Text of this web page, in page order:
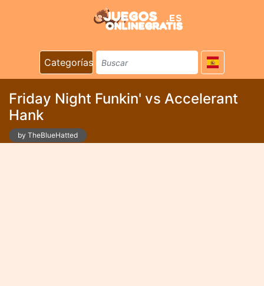
Categorías
Friday Night Funkin' vs Accelerant
Hank
by TheBlueHatted